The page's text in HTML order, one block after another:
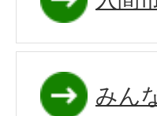
みん